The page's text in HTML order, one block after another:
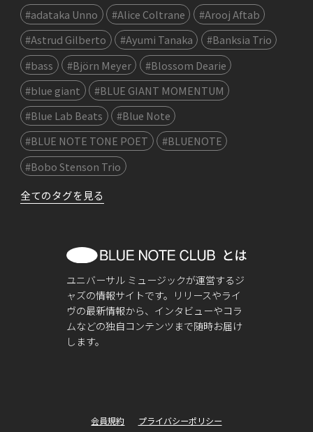
#adataka Unno
#Alice Coltrane
#Arooj Aftab
#Astrud Gilberto
#Ayumi Tanaka
#Banksia Trio
#bass
#Björn Meyer
#Blossom Dearie
#blue giant
#BLUE GIANT MOMENTUM
#Blue Lab Beats
#Blue Note
#BLUE NOTE TONE POET
#BLUENOTE
#Bobo Stenson Trio
全てのタグを見る
ユニバーサル ミュージックが運営するジ
ャズの情報サイトです。リリースやライ
ヴの最新情報から、インタビューやコラ
ムなどの独自コンテンツまで随時お届け
します。
会員規約 プライバシーポリシー